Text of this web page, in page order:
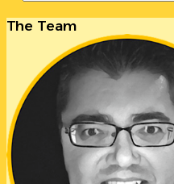
The Team